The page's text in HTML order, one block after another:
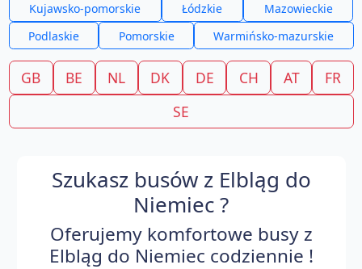
Kujawsko-pomorskie Łódzkie
Mazowieckie
Podlaskie
Pomorskie Warmińsko-mazurskie
GB BE NL DK DE CH AT
FR
SE
Szukasz busów z Elbląg do
Niemiec ?
Oferujemy komfortowe busy z
Elbląg do Niemiec codziennie !